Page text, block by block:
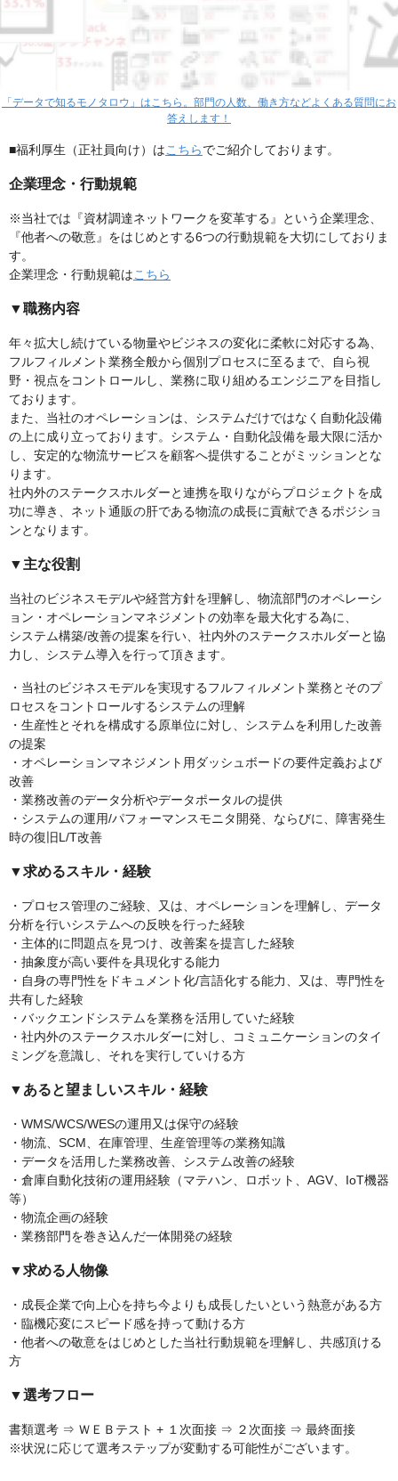
「データで知るモノタロウ」はこちら。部門の人数、働き方などよくある質問にお
答えします！
■福利厚生（正社員向け）はこちらでご紹介しております。
企業理念・行動規範
※当社では『資材調達ネットワークを変革する』という企業理念、
『他者への敬意』をはじめとする6つの行動規範を大切にしておりま
す。
企業理念・行動規範はこちら
▼職務内容
年々拡大し続けている物量やビジネスの変化に柔軟に対応する為、
フルフィルメント業務全般から個別プロセスに至るまで、自ら視
野・視点をコントロールし、業務に取り組めるエンジニアを目指し
ております。
また、当社のオペレーションは、システムだけではなく自動化設備
の上に成り立っております。システム・自動化設備を最大限に活か
し、安定的な物流サービスを顧客へ提供することがミッションとな
ります。
社内外のステークスホルダーと連携を取りながらプロジェクトを成
功に導き、ネット通販の肝である物流の成長に貢献できるポジショ
ンとなります。
▼主な役割
当社のビジネスモデルや経営方針を理解し、物流部門のオペレーシ
ョン・オペレーションマネジメントの効率を最大化する為に、
システム構築/改善の提案を行い、社内外のステークスホルダーと協
力し、システム導入を行って頂きます。
・当社のビジネスモデルを実現するフルフィルメント業務とそのプ
ロセスをコントロールするシステムの理解
・生産性とそれを構成する原単位に対し、システムを利用した改善
の提案
・オペレーションマネジメント用ダッシュボードの要件定義および
改善
・業務改善のデータ分析やデータポータルの提供
・システムの運用/パフォーマンスモニタ開発、ならびに、障害発生
時の復旧L/T改善
▼求めるスキル・経験
・プロセス管理のご経験、又は、オペレーションを理解し、データ
分析を行いシステムへの反映を行った経験
・主体的に問題点を見つけ、改善案を提言した経験
・抽象度が高い要件を具現化する能力
・自身の専門性をドキュメント化/言語化する能力、又は、専門性を
共有した経験
・バックエンドシステムを業務を活用していた経験
・社内外のステークスホルダーに対し、コミュニケーションのタイ
ミングを意識し、それを実行していける方
▼あると望ましいスキル・経験
・WMS/WCS/WESの運用又は保守の経験
・物流、SCM、在庫管理、生産管理等の業務知識
・データを活用した業務改善、システム改善の経験
・倉庫自動化技術の運用経験（マテハン、ロボット、AGV、IoT機器
等）
・物流企画の経験
・業務部門を巻き込んだ一体開発の経験
▼求める人物像
・成長企業で向上心を持ち今よりも成長したいという熱意がある方
・臨機応変にスピード感を持って動ける方
・他者への敬意をはじめとした当社行動規範を理解し、共感頂ける
方
▼選考フロー
書類選考 ⇒ ＷＥＢテスト + １次面接 ⇒ ２次面接 ⇒ 最終面接
※状況に応じて選考ステップが変動する可能性がございます。